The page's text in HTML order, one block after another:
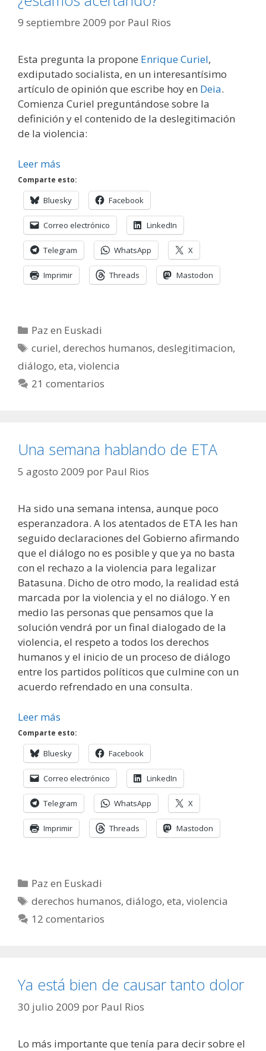
9 septiembre 2009 por Paul Rios
Esta pregunta la propone Enrique Curiel,
exdiputado socialista, en un interesantísimo
artículo de opinión que escribe hoy en Deia.
Comienza Curiel preguntándose sobre la
definición y el contenido de la deslegitimación
de la violencia:
Leer más
Comparte esto:
Bluesky Facebook
Correo electrónico LinkedIn
Telegram WhatsApp X
Imprimir Threads Mastodon
Categorías
Paz en Euskadi
Etiquetas
curiel,derechos humanos,deslegitimacion,
diálogo, eta, violencia
21 comentarios
Una semana hablando de ETA
5 agosto 2009 por Paul Rios
Ha sido una semana intensa, aunque poco
esperanzadora. A los atentados de ETA les han
seguido declaraciones del Gobierno afirmando
que el diálogo no es posible y que ya no basta
con el rechazo a la violencia para legalizar
Batasuna. Dicho de otro modo, la realidad está
marcada por la violencia y el no diálogo. Y en
medio las personas que pensamos que la
solución vendrá por un final dialogado de la
violencia, el respeto a todos los derechos
humanos y el inicio de un proceso de diálogo
entre los partidos políticos que culmine con un
acuerdo refrendado en una consulta.
Leer más
Comparte esto:
Bluesky Facebook
Correo electrónico LinkedIn
Telegram WhatsApp X
Imprimir Threads Mastodon
Categorías
Paz en Euskadi
Etiquetas
derechos humanos,diálogo,eta,violencia
12 comentarios
Ya está bien de causar tanto dolor
30 julio 2009 por Paul Rios
Lo más importante que tenía para decir sobre el